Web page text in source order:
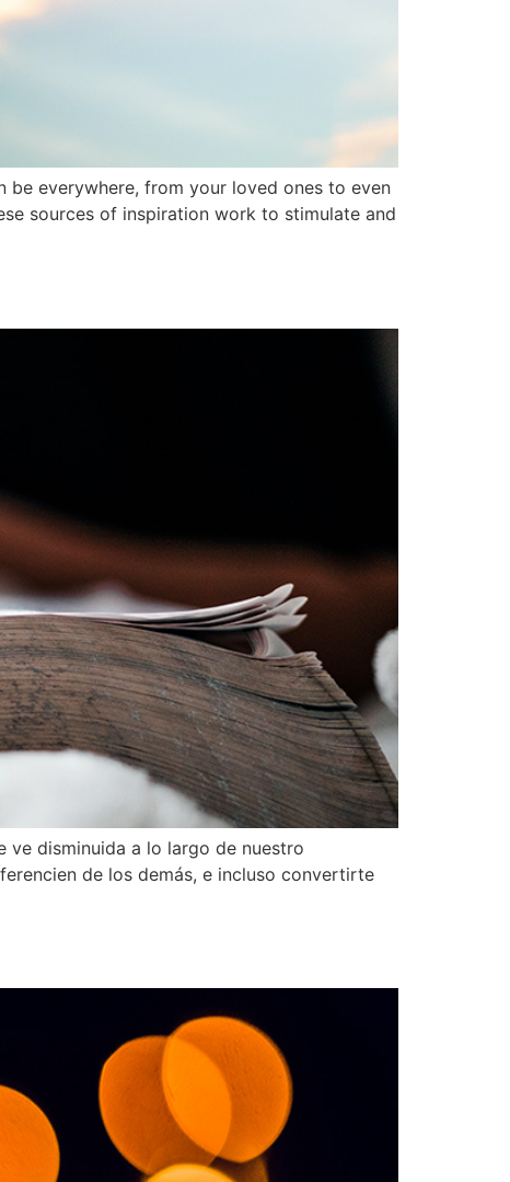
everywhere, from your loved ones to even
sources of inspiration work to stimulate and
disminuida a lo largo de nuestro
de los demás, e incluso convertirte